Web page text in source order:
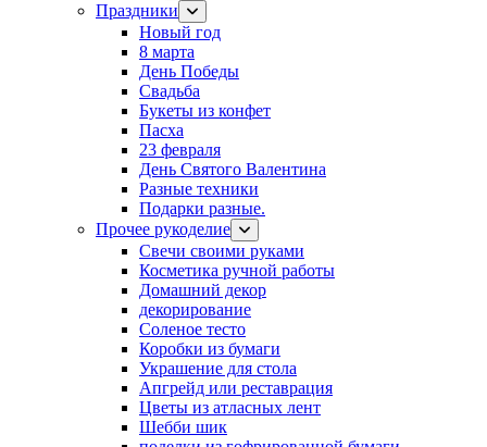
Праздники
Новый год
8 марта
День Победы
Свадьба
Букеты из конфет
Пасха
23 февраля
День Святого Валентина
Разные техники
Подарки разные.
Прочее рукоделие
Свечи своими руками
Косметика ручной работы
Домашний декор
декорирование
Соленое тесто
Коробки из бумаги
Украшение для стола
Апгрейд или реставрация
Цветы из атласных лент
Шебби шик